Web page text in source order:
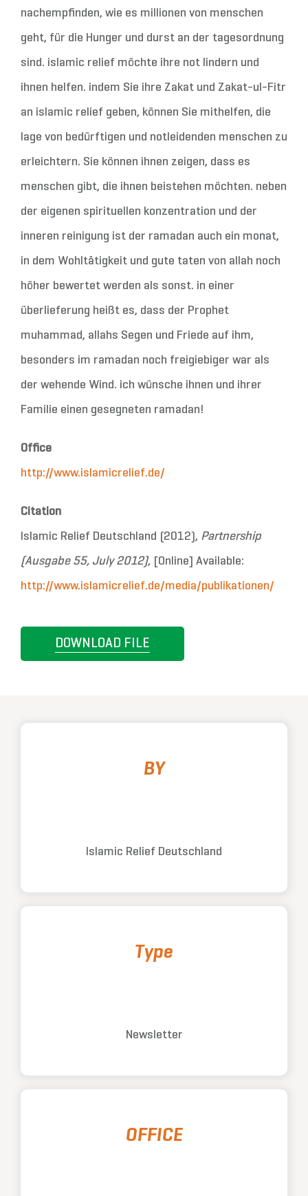
nachempfinden, wie es millionen von menschen
geht, für die Hunger und durst an der tagesordnung
sind. islamic relief möchte ihre not lindern und
ihnen helfen. indem Sie ihre Zakat und Zakat-ul-Fitr
an islamic relief geben, können Sie mithelfen, die
lage von bedürftigen und notleidenden menschen zu
erleichtern. Sie können ihnen zeigen, dass es
menschen gibt, die ihnen beistehen möchten. neben
der eigenen spirituellen konzentration und der
inneren reinigung ist der ramadan auch ein monat,
in dem Wohltätigkeit und gute taten von allah noch
höher bewertet werden als sonst. in einer
überlieferung heißt es, dass der Prophet
muhammad, allahs Segen und Friede auf ihm,
besonders im ramadan noch freigiebiger war als
der wehende Wind. ich wünsche ihnen und ihrer
Familie einen gesegneten ramadan!
Office
http://www.islamicrelief.de/
Citation
Islamic Relief Deutschland (2012), Partnership
(Ausgabe 55, July 2012), [Online] Available:
http://www.islamicrelief.de/media/publikationen/
DOWNLOAD FILE
BY
Islamic Relief Deutschland
Type
Newsletter
OFFICE